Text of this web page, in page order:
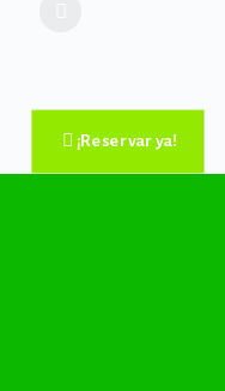
¡Reservar ya!